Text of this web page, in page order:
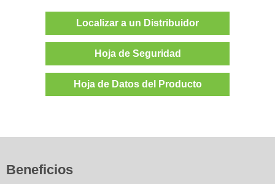
Localizar a un Distribuidor
Hoja de Seguridad
Hoja de Datos del Producto
Beneficios